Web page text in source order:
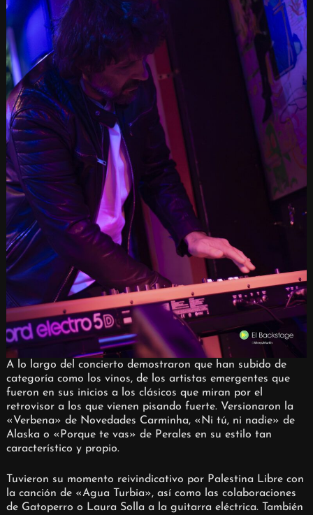
A lo largo del concierto demostraron que han subido de
categoría como los vinos, de los artistas emergentes que
fueron en sus inicios a los clásicos que miran por el
retrovisor a los que vienen pisando fuerte. Versionaron la
«Verbena» de Novedades Carminha, «Ni tú, ni nadie» de
Alaska o «Porque te vas» de Perales en su estilo tan
característico y propio.
Tuvieron su momento reivindicativo por Palestina Libre con
la canción de «Agua Turbia», así como las colaboraciones
de Gatoperro o Laura Solla a la guitarra eléctrica. También